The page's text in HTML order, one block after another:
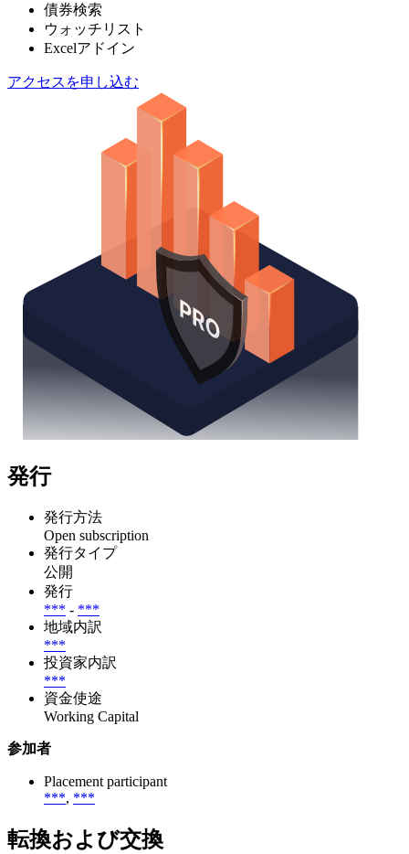
債券検索
ウォッチリスト
Excelアドイン
アクセスを申し込む
発行
発行方法
Open subscription
発行タイプ
公開
発行
*** - ***
地域内訳
***
投資家内訳
***
資金使途
Working Capital
参加者
Placement participant
***, ***
転換および交換